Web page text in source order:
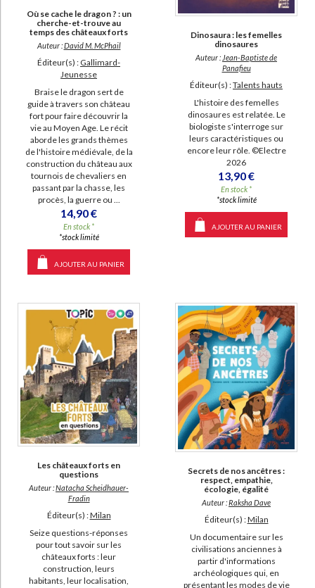
Où se cache le dragon ? : un
cherche-et-trouve au
temps des châteaux forts
Auteur :David M. McPhail
Éditeur(s) : Gallimard-
Jeunesse
Braise le dragon sert de
guide à travers son château
fort pour faire découvrir la
vie au Moyen Age. Le récit
aborde les grands thèmes
de l'histoire médiévale, de la
construction du château aux
tournois de chevaliers en
passant par la chasse, les
procès, la guerre ou ...
14,90 €
En stock *
*stock limité
AJOUTER AU PANIER
Dinosaura : les femelles
dinosaures
Auteur : Jean-Baptiste de
Panafieu
Éditeur(s) :Talents hauts
L'histoire des femelles
dinosaures est relatée. Le
biologiste s'interroge sur
leurs caractéristiques ou
encore leur rôle. ©Electre
2026
13,90 €
En stock *
*stock limité
AJOUTER AU PANIER
Les châteaux forts en
questions
Auteur :Natacha Scheidhauer-
Fradin
Éditeur(s) :Milan
Seize questions-réponses
pour tout savoir sur les
châteaux forts : leur
construction, leurs
habitants, leur localisation,
Secrets de nos ancêtres :
respect, empathie,
écologie, égalité
Auteur :Raksha Dave
Éditeur(s) :Milan
Un documentaire sur les
civilisations anciennes à
partir d'informations
archéologiques qui, en
présentant les modes de vie